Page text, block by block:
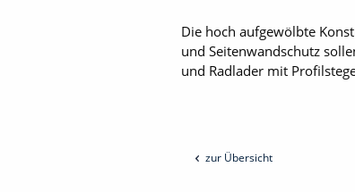
Die hoch aufgewölbte
und Seitenwandschutz
und Radlader mit
zur Übersicht